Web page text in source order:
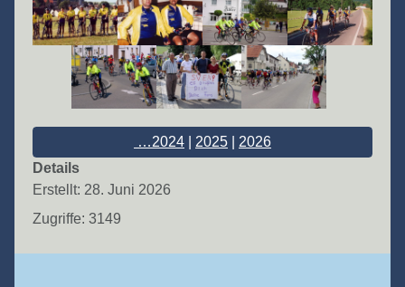
…2024 2025
2026
Details
Erstellt: 28. Juni 2026
Zugriffe: 3149